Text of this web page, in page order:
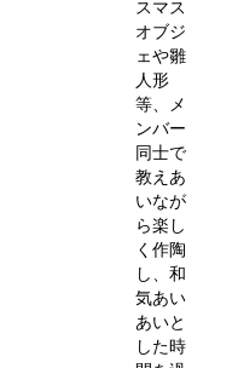
スマス
オブジ
ェや雛
人形
等、メ
ンバー
同士で
教えあ
いなが
ら楽し
く作陶
し、和
気あい
あいと
した時